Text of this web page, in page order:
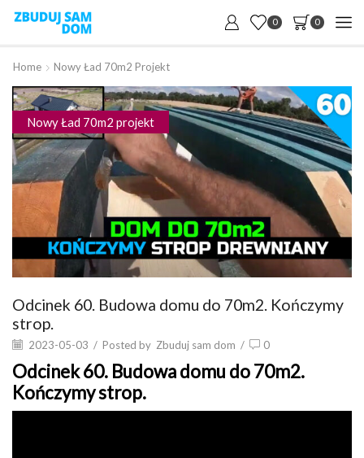
0 0
Home Nowy Ład 70m2 Projekt
Nowy Ład 70m2 projekt
Odcinek 60. Budowa domu do 70m2. Kończymy
strop.
2023-05-03 / Posted by Zbuduj sam dom / 0
Odcinek 60. Budowa domu do 70m2.
Kończymy strop.